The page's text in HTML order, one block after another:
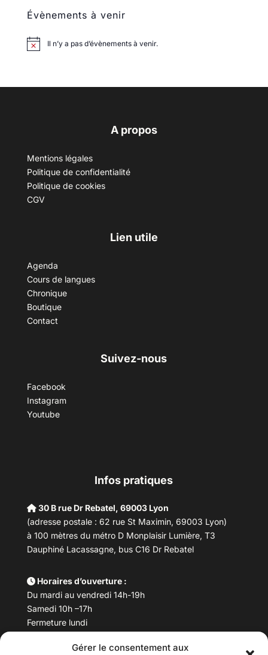
Gérer le consentement aux
Évènements à venir
Il n’y a pas d’évènements à venir.
A propos
Mentions légales
Politique de confidentialité
Politique de cookies
CGV
Lien utile
Agenda
Cours de langues
Chronique
Boutique
Contact
Suivez-nous
Facebook
Instagram
Youtube
Infos pratiques
30 B rue Dr Rebatel, 69003 Lyon
(adresse postale : 62 rue St Maximin, 69003 Lyon)
à 100 mètres du métro D Monplaisir Lumière, T3
Dauphiné Lacassagne, bus C16 Dr Rebatel
Horaires d’ouverture :
Du mardi au vendredi 14h-19h
Samedi 10h –17h
Fermeture lundi